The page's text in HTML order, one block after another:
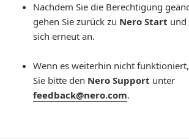
Nachdem Sie die Berechtigung
gehen Sie zurück zu Nero Start und
sich erneut an.
Wenn es weiterhin nicht
Sie bitte den Nero Support unter
feedback@nero.com.